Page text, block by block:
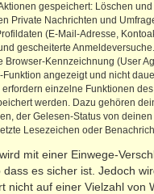
gespeichert: Löschen
Private Nachrichten und
(E-Mail-Adresse,
gescheiterte
Browser-Kennzeichnung (User
Funktion angezeigt und nicht
einzelne Funktionen
werden. Dazu gehören
der Gelesen-Status von
Lesezeichen oder
mit einer Einwege-
es sicher ist. Jedoch
nicht auf einer Vielzahl von